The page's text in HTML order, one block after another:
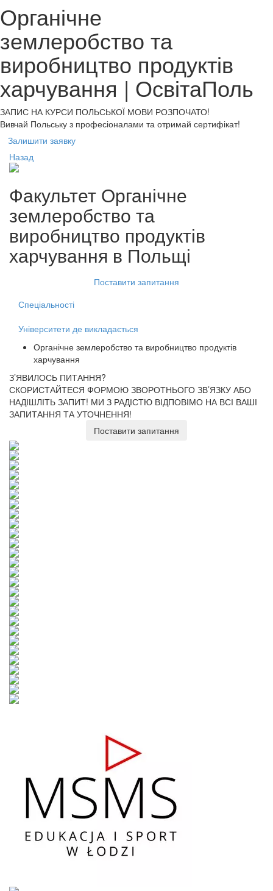
Органічне
землеробство та
виробництво продуктів
харчування | ОсвітаПоль
ЗАПИС НА КУРСИ ПОЛЬСЬКОЇ МОВИ РОЗПОЧАТО!
Вивчай Польську з професіоналами та отримай сертифікат!
Залишити заявку
Назад
Факультет Органічне
землеробство та
виробництво продуктів
харчування в Польщі
Поставити запитання
Спеціальності
Університети де викладається
Органічне землеробство та виробництво продуктів
харчування
З’ЯВИЛОСЬ ПИТАННЯ?
СКОРИСТАЙТЕСЯ ФОРМОЮ ЗВОРОТНЬОГО ЗВ’ЯЗКУ АБО
НАДІШЛІТЬ ЗАПИТ! МИ З РАДІСТЮ ВІДПОВІМО НА ВСІ ВАШІ
ЗАПИТАННЯ ТА УТОЧНЕННЯ!
Поставити запитання